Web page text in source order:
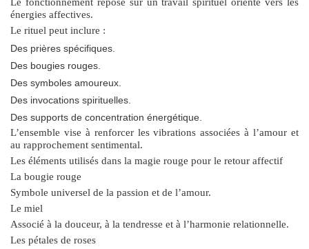
énergies affectives.
Le rituel peut inclure :
Des prières spécifiques.
Des bougies rouges.
Des symboles amoureux.
Des invocations spirituelles.
Des supports de concentration énergétique.
L’ensemble vise à renforcer les vibrations associées à l’amour et
au rapprochement sentimental.
Les éléments utilisés dans la magie rouge pour le retour affectif
La bougie rouge
Symbole universel de la passion et de l’amour.
Le miel
Associé à la douceur, à la tendresse et à l’harmonie relationnelle.
Les pétales de roses